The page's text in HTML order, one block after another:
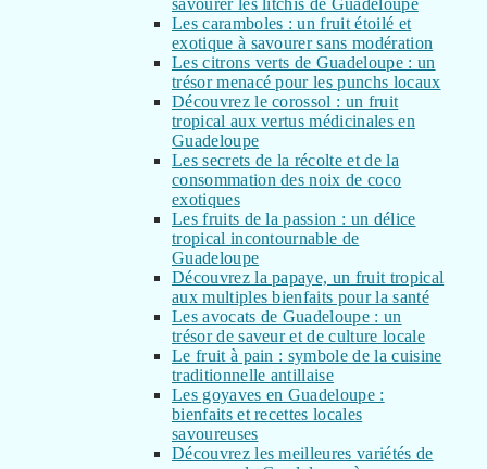
Les caramboles : un fruit étoilé et
exotique à savourer sans modération
Les citrons verts de Guadeloupe : un
trésor menacé pour les punchs locaux
Découvrez le corossol : un fruit
tropical aux vertus médicinales en
Guadeloupe
Les secrets de la récolte et de la
consommation des noix de coco
exotiques
Les fruits de la passion : un délice
tropical incontournable de
Guadeloupe
Découvrez la papaye, un fruit tropical
aux multiples bienfaits pour la santé
Les avocats de Guadeloupe : un
trésor de saveur et de culture locale
Le fruit à pain : symbole de la cuisine
traditionnelle antillaise
Les goyaves en Guadeloupe :
bienfaits et recettes locales
savoureuses
Découvrez les meilleures variétés de